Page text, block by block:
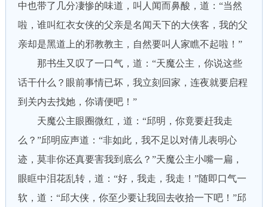
中也带了几分凄惨的味道，叫人闻而鼻酸，道：“当然
啦，谁叫红衣女侠的父亲是名闻天下的大侠客，我的父
亲却是黑道上的邪教教主，自然要叫人家瞧不起啦！”
那书生又叹了一口气，道：“天魔公主，你说这些
话干什么？眼前事情已坏，我立刻回家，连夜就要启程
到关内去找她，你请便吧！”
天魔公主眼圈微红，道：“邱明，你竟要赶我走
么？”邱明应声道：“非如此，我不足以对倩儿表明心
迹，莫非你还真要害我到底么？”天魔公主小嘴一扁，
眼眶中泪花乱转，道：“好，我走，我走！”随即口气一
软，道：“邱大侠，你至少要让我回去收拾一下吧！”邱